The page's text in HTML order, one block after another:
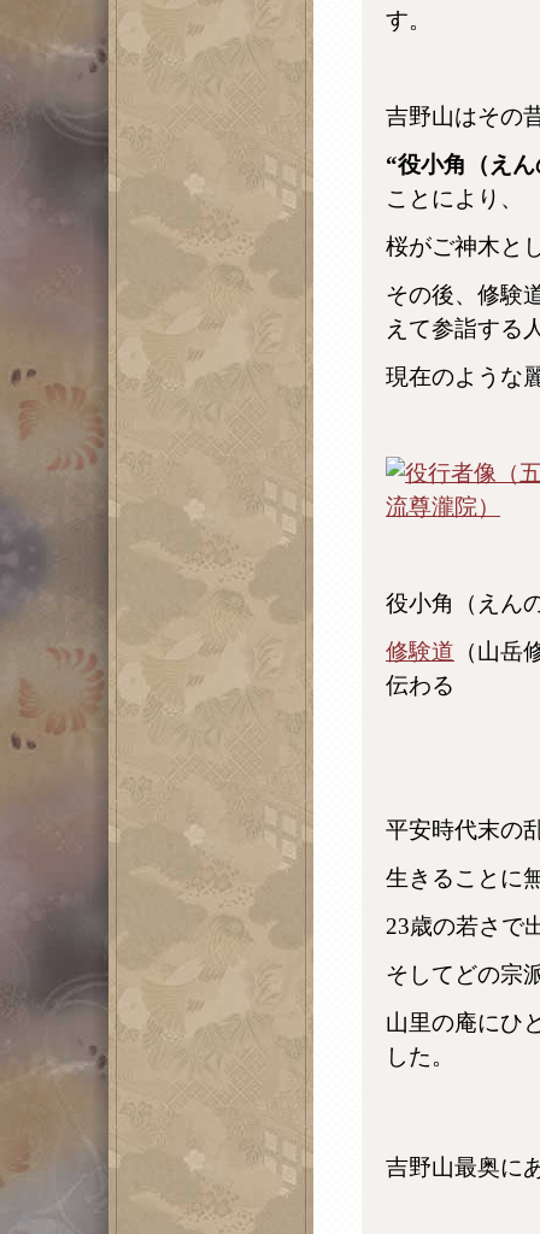
す。
吉野山はその
“役小角（え
ことにより、
桜がご神木と
その後、修験
えて参詣する
現在のような
役小角（え
修験道 （山岳
伝わる
平安時代末の
生きることに
23歳の若さで
そしてどの宗
山里の庵にひ
した。
吉野山最奥に